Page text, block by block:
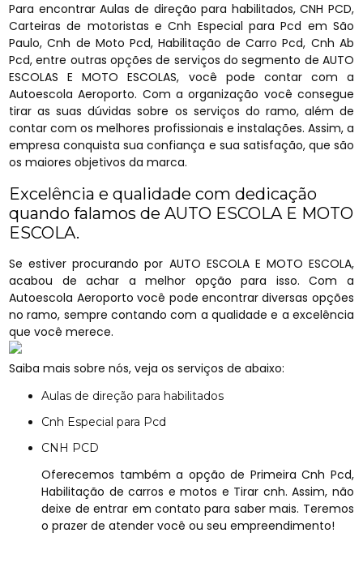
Para encontrar Aulas de direção para habilitados, CNH PCD,
Carteiras de motoristas e Cnh Especial para Pcd em São
Paulo, Cnh de Moto Pcd, Habilitação de Carro Pcd, Cnh Ab
Pcd, entre outras opções de serviços do segmento de AUTO
ESCOLAS E MOTO ESCOLAS, você pode contar com a
Autoescola Aeroporto. Com a organização você consegue
tirar as suas dúvidas sobre os serviços do ramo, além de
contar com os melhores profissionais e instalações. Assim, a
empresa conquista sua confiança e sua satisfação, que são
os maiores objetivos da marca.
Excelência e qualidade com dedicação
quando falamos de AUTO ESCOLA E MOTO
ESCOLA.
Se estiver procurando por AUTO ESCOLA E MOTO ESCOLA,
acabou de achar a melhor opção para isso. Com a
Autoescola Aeroporto você pode encontrar diversas opções
no ramo, sempre contando com a qualidade e a excelência
que você merece.
Saiba mais sobre nós, veja os serviços de abaixo:
Aulas de direção para habilitados
Cnh Especial para Pcd
CNH PCD
Oferecemos também a opção de Primeira Cnh Pcd,
Habilitação de carros e motos e Tirar cnh. Assim, não
deixe de entrar em contato para saber mais. Teremos
o prazer de atender você ou seu empreendimento!